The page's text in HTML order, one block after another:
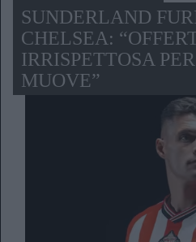
SUNDERLAND
CHELSEA:
IRRISPETTOSA
MUOVE”